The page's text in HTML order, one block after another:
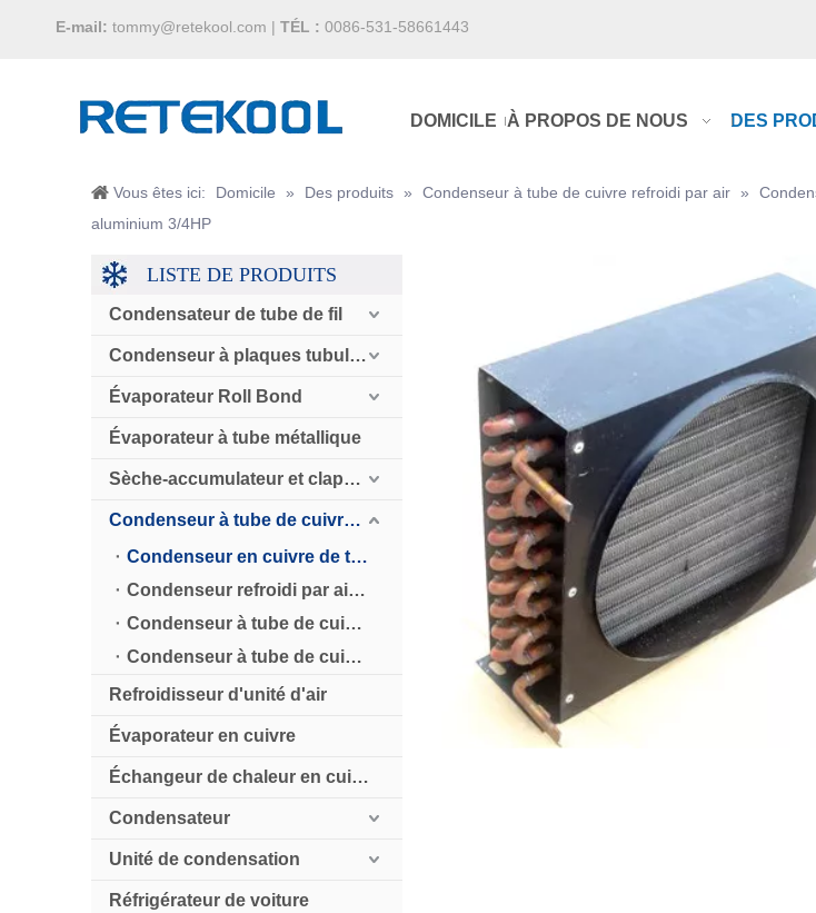
E-mail: tommy@retekool.com | TÉL : 0086-531-58661443
DOMICILE À PROPOS DE NOUS DES
Vous êtes ici: Domicile » Des produits » Condenseur à tube de cuivre refroidi par air »
aluminium 3/4HP
LISTE DE PRODUITS
Condensateur de tube de fil
Condenseur à plaques tubulaires
Évaporateur Roll Bond
Évaporateur à tube métallique
Sèche-accumulateur et clapet anti-retour
Condenseur à tube de cuivre refroidi par air
Condenseur en cuivre de type standard CD
Condenseur refroidi par air de type installation au pied CDC
Condenseur à tube de cuivre de type CDS à faible bruit
Condenseur à tube de cuivre de type V CDV pour la réfrigération industrielle
Refroidisseur d'unité d'air
Évaporateur en cuivre
Échangeur de chaleur en cuivre
Condensateur
Unité de condensation
Réfrigérateur de voiture